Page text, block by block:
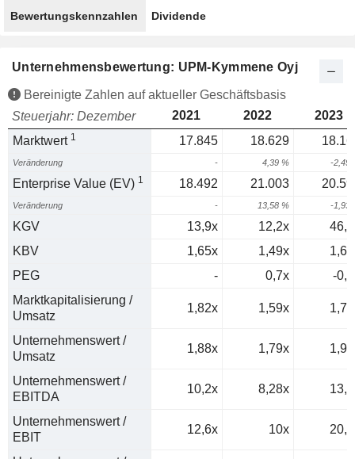
Bewertungskennzahlen Dividende
Unternehmensbewertung: UPM-Kymmene Oyj
Bereinigte Zahlen auf aktueller Geschäftsbasis
Steuerjahr: Dezember
2021 2022
2023
Marktwert 1 17.845 18.629
Veränderung - 4,39 % -2,49
Enterprise Value (EV) 1 18.492 21.003
Veränderung - 13,58 % -1,93
KGV 13,9x 12,2x
KBV
1,65x 1,49x
PEG
- 0,7x
-
Marktkapitalisierung /
Umsatz
1,82x 1,59x
Unternehmenswert /
Umsatz
1,88x 1,79x
Unternehmenswert /
EBITDA
10,2x 8,28x
Unternehmenswert /
EBIT
12,6x 10x